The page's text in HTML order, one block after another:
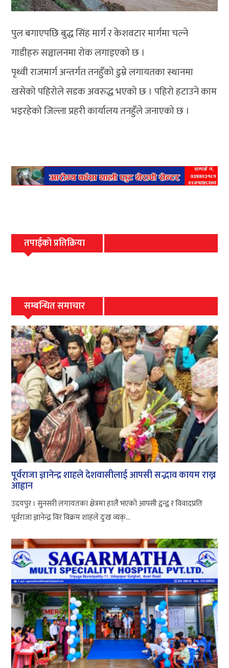
पुल बगाएपछि बुद्ध सिंह मार्ग र केशवटार मार्गमा चल्ने
गाडीहरु सञ्चालनमा रोक लगाइएको छ ।
पृथ्वी राजमार्ग अन्तर्गत तनहुँको डुम्रे लगायतका स्थानमा
खसेको पहिरोले सडक अवरुद्ध भएको छ । पहिरो हटाउने काम
भइरहेको जिल्ला प्रहरी कार्यालय तनहुँले जनाएको छ ।
तपाईको प्रतिक्रिया
सम्बन्धित समाचार
पूर्वराजा ज्ञानेन्द्र शाहले देशवासीलाई आपसी सद्भाव कायम राख्न
आह्वान
उदयपुर । सुनसरी लगायतका क्षेत्रमा हालै भएको आपसी द्वन्द्व र विवादप्रति
पूर्वराजा ज्ञानेन्द्र विर विक्रम शाहले दुःख व्यक्...